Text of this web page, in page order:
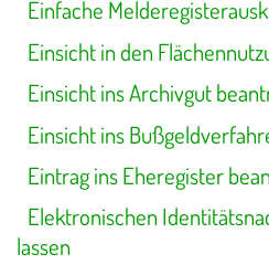
Einfache
Einsicht in den
Einsicht ins Archivgut
Einsicht ins
Eintrag ins Eheregister
Elektronischen
lassen